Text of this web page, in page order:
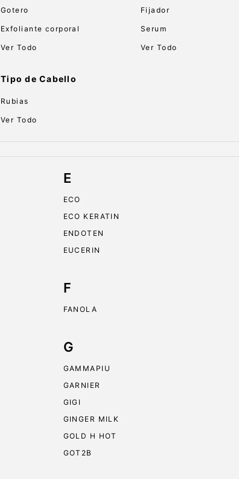
Gotero
Exfoliante corporal
Ver Todo
Tipo de Cabello
Rubias
Ver Todo
Fijador
Serum
Ver Todo
E
ECO
ECO KERATIN
ENDOTEN
EUCERIN
F
FANOLA
G
GAMMAPIU
GARNIER
GIGI
GINGER MILK
GOLD H HOT
GOT2B